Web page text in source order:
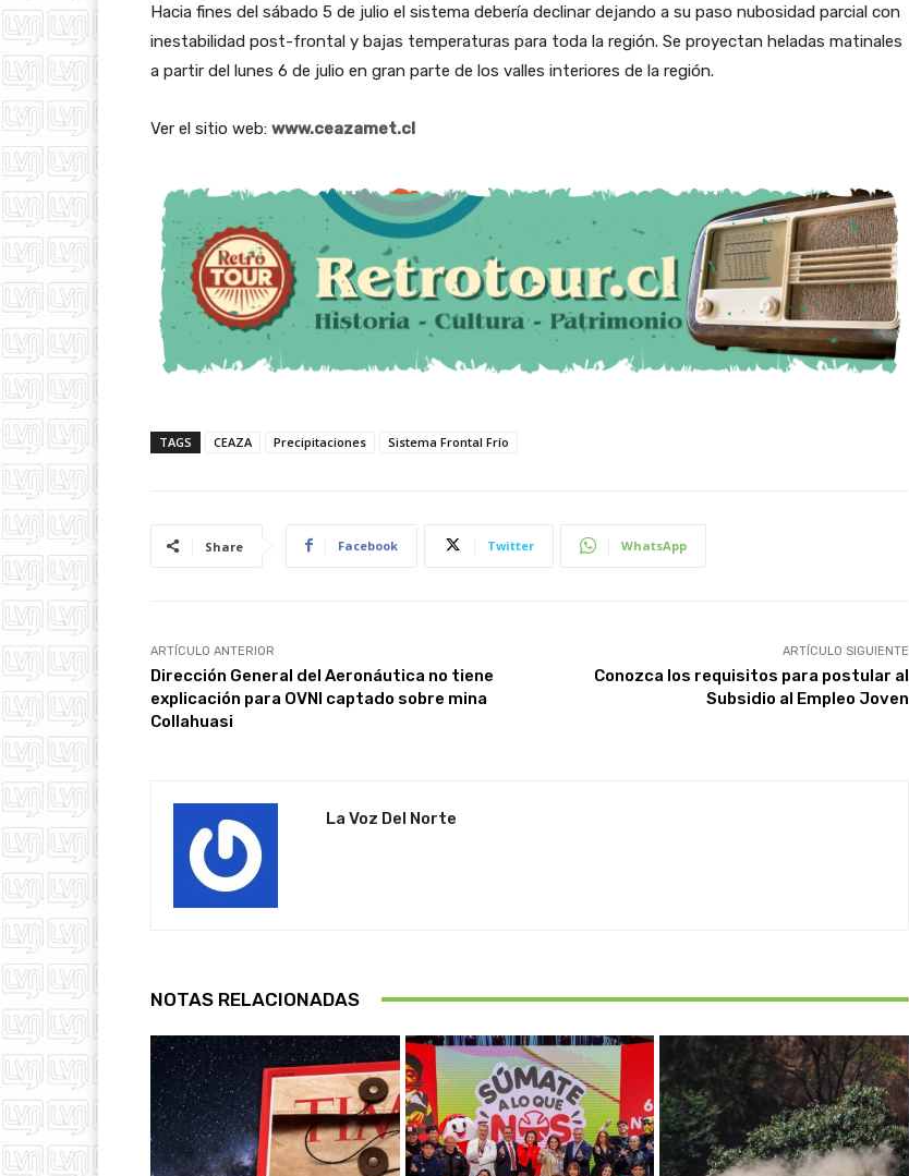
Hacia fines del sábado 5 de julio el sistema debería declinar dejando a su paso nubosidad parcial con
inestabilidad post-frontal y bajas temperaturas para toda la región. Se proyectan heladas matinales
a partir del lunes 6 de julio en gran parte de los valles interiores de la región.
Ver el sitio web: www.ceazamet.cl
TAGS CEAZA Precipitaciones Sistema Frontal Frío
Share Facebook Twitter WhatsApp
ARTÍCULO ANTERIOR
Dirección General del Aeronáutica no tiene
explicación para OVNI captado sobre mina
Collahuasi
ARTÍCULO SIGUIENTE
Conozca los requisitos para postular al
Subsidio al Empleo Joven
La Voz Del Norte
NOTAS RELACIONADAS